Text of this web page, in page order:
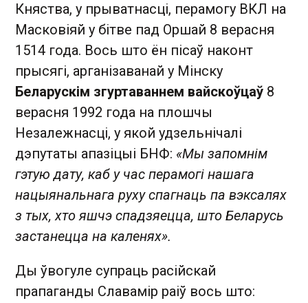
Княства, у прыватнасці, перамогу ВКЛ на
Масковіяй у бітве пад Оршай 8 верасня
1514 года. Вось што ён пісаў наконт
прысягі, арганізаванай у Мінску
Беларускім згуртаваннем вайскоўцаў 8
верасня 1992 года на плошчы
Незалежнасці, у якой удзельнічалі
дэпутаты апазіцыі БНФ: «Мы запомнім
гэтую дату, каб у час перамогі нашага
нацыянальнага руху спагнаць па вэксалях
з тых, хто яшчэ спадзяецца, што Беларусь
застанецца на каленях».
Ды ўвогуле супраць расійскай
прапаганды Славамір раіў вось што: